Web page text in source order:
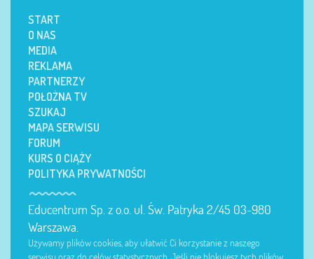
START
O NAS
MEDIA
REKLAMA
PARTNERZY
POŁOŻNA TV
SZUKAJ
MAPA SERWISU
FORUM
KURS O CIĄŻY
POLITYKA PRYWATNOŚCI
Educentrum Sp. z o.o. ul. Św. Patryka 2/45 03-980
Warszawa.
Używamy plików cookies, aby ułatwić Ci korzystanie z naszego